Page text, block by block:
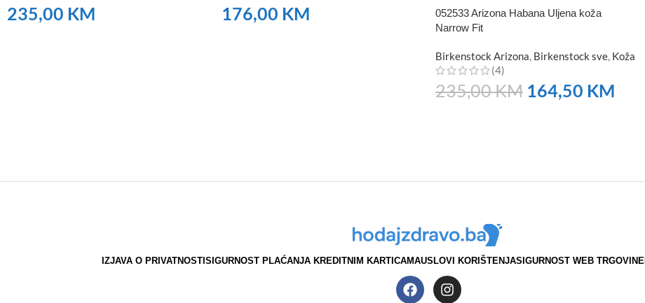
235,00 KM 176,00 KM
052533 Arizona Habana Uljena koža
Narrow Fit
Birkenstock Arizona, Birkenstock sve, Koža
(4)
235,00KM 164,50 KM
IZJAVA O PRIVATNOSTI SIGURNOST PLAĆANJA KREDITNIM KARTICAMAUSLOVI KORIŠTENJASIGURNOST WEB TRGOVINE